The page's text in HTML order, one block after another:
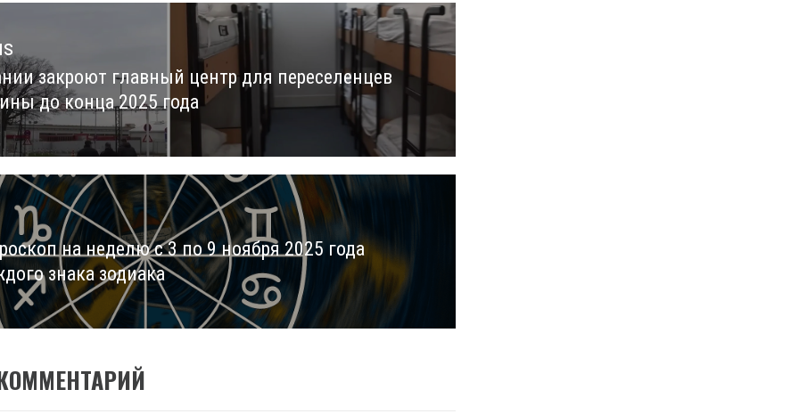
закроют главный центр для переселенцев
до конца 2025 года
на неделю с 3 по 9 ноября 2025 года
знака зодиака